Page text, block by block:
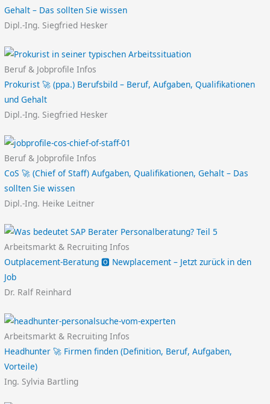
Gehalt – Das sollten Sie wissen
Dipl.-Ing. Siegfried Hesker
Beruf & Jobprofile Infos
Prokurist 🚀 (ppa.) Berufsbild – Beruf, Aufgaben, Qualifikationen
und Gehalt
Dipl.-Ing. Siegfried Hesker
Beruf & Jobprofile Infos
CoS 🚀 (Chief of Staff) Aufgaben, Qualifikationen, Gehalt – Das
sollten Sie wissen
Dipl.-Ing. Heike Leitner
Arbeitsmarkt & Recruiting Infos
Outplacement-Beratung 🅾️ Newplacement – Jetzt zurück in den
Job
Dr. Ralf Reinhard
Arbeitsmarkt & Recruiting Infos
Headhunter 🚀 Firmen finden (Definition, Beruf, Aufgaben,
Vorteile)
Ing. Sylvia Bartling